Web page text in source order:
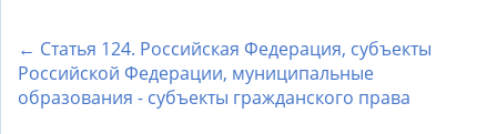
← Статья 124. Российская Федерация, субъекты
Российской Федерации, муниципальные
образования - субъекты гражданского права